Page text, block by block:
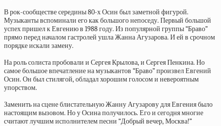
В рок-сообществе середины 80-х Осин был заметной фигурой.
Музыканты вспоминали его как большого непоседу. Первый большой
успех пришел к Евгению в 1988 году. Из популярной группы “Браво”
прямо перед началом гастролей ушла Жанна Агузарова. И ей в срочном
порядке искали замену.
На роль солиста пробовали и Сергея Крылова, и Сергея Пенкина. Но
самое большое впечатление на музыкантов “Браво” произвел Евгений
Осин. Он был стилягой, обладал хорошим голосом и невероятным
упорством.
Заменить на сцене блистательную Жанну Агузарову для Евгения было
настоящим вызовом. Но у Осина получилось. Его и сегодня многие
считают лучшим исполнителем песни “Добрый вечер, Москва!”